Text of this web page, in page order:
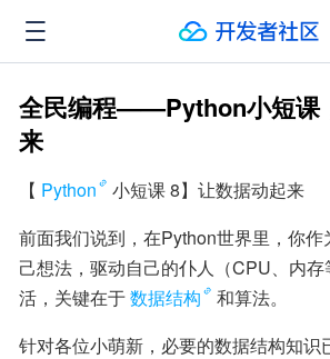
全民编程——Python小短课
来
【 Python
小短课 8】让数据动起来
前面我们说到，在Python世界里，你作
己想法，驱动自己的仆人（CPU、内
活，关键在于数据结构
和算法。
针对各位小萌新，必要的数据结构知识